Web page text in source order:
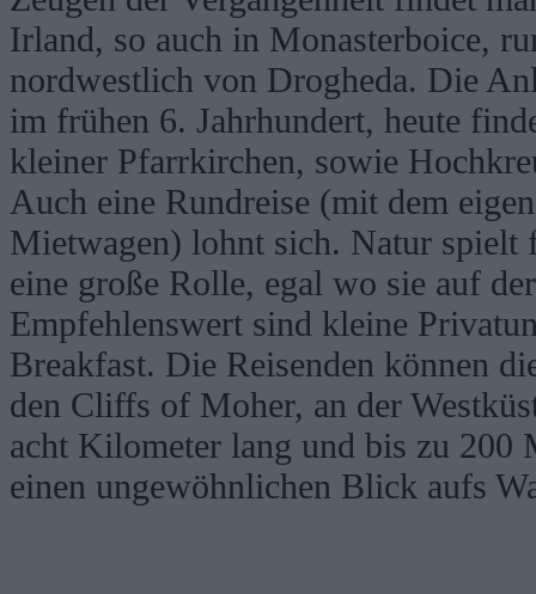
Irland, so auch in Monasterboice,
nordwestlich von Drogheda. Die
im frühen 6. Jahrhundert, heute
kleiner Pfarrkirchen, sowie
Auch eine Rundreise (mit dem
Mietwagen) lohnt sich. Natur spielt
eine große Rolle, egal wo sie auf
Empfehlenswert sind kleine
Breakfast. Die Reisenden können
den Cliffs of Moher, an der
acht Kilometer lang und bis zu 200
einen ungewöhnlichen Blick aufs